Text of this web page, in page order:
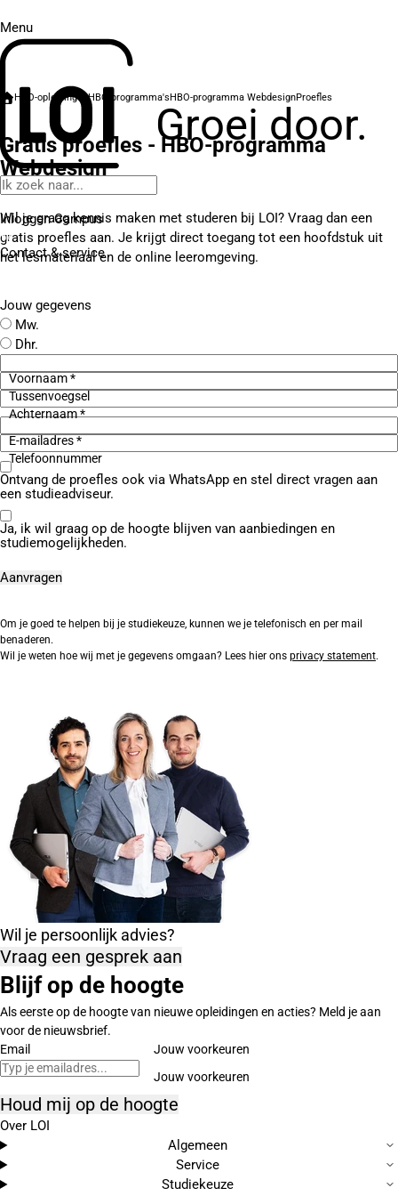
Menu
Groei door.
Inloggen Campus
Contact& service
HBO-opleidingenHBO-programma'sHBO-programma WebdesignProefles
Gratis proefles - HBO-programma
Webdesign
Wil je graag kennis maken met studeren bij LOI? Vraag dan een
gratis proefles aan. Je krijgt direct toegang tot een hoofdstuk uit
het lesmateriaal en de online leeromgeving.
Jouw gegevens
Mw.
Dhr.
Voornaam *
Tussenvoegsel
Achternaam *
E-mailadres *
Telefoonnummer
Ontvang de proefles ook via WhatsApp en stel direct vragen aan
een studieadviseur.
Ja, ik wil graag op de hoogte blijven van aanbiedingen en
studiemogelijkheden.
Om je goed te helpen bij je studiekeuze, kunnen we je telefonisch en per mail
benaderen.
Wil je weten hoe wij met je gegevens omgaan? Lees hier ons privacy statement.
Wil je persoonlijk advies?
Vraag een gesprek aan
Blijf op de hoogte
Als eerste op de hoogte van nieuwe opleidingen en acties? Meld je aan
voor de nieuwsbrief.
Email
Jouw voorkeuren
Houd mij op de hoogte
Over LOI
Algemeen
Service
Studiekeuze